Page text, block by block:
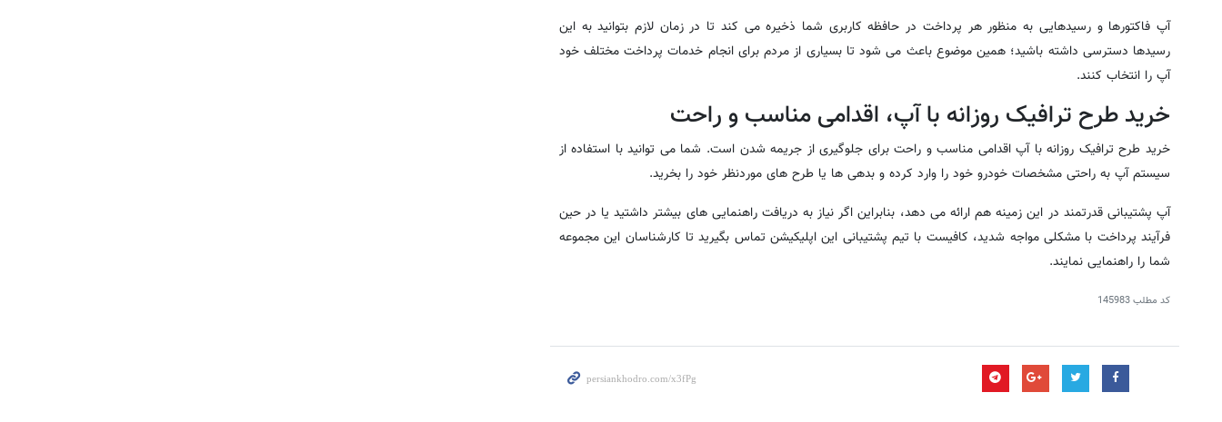
آپ فاکتورها و رسیدهایی به منظور هر پرداخت در حافظه کاربری شما ذخیره می کند تا در زمان لازم بتوانید به این
رسیدها دسترسی داشته باشید؛ همین موضوع باعث می شود تا بسیاری از مردم برای انجام خدمات پرداخت مختلف خود
آپ را انتخاب کنند.
خرید طرح ترافیک روزانه با آپ، اقدامی مناسب و راحت
خرید طرح ترافیک روزانه با آپ اقدامی مناسب و راحت برای جلوگیری از جریمه شدن است. شما می توانید با استفاده از
سیستم آپ به راحتی مشخصات خودرو خود را وارد کرده و بدهی ها یا طرح های موردنظر خود را بخرید.
آپ پشتیبانی قدرتمند در این زمینه هم ارائه می دهد، بنابراین اگر نیاز به دریافت راهنمایی های بیشتر داشتید یا در حین
فرآیند پرداخت با مشکلی مواجه شدید، کافیست با تیم پشتیبانی این اپلیکیشن تماس بگیرید تا کارشناسان این مجموعه
شما را راهنمایی نمایند.
کد مطلب145983